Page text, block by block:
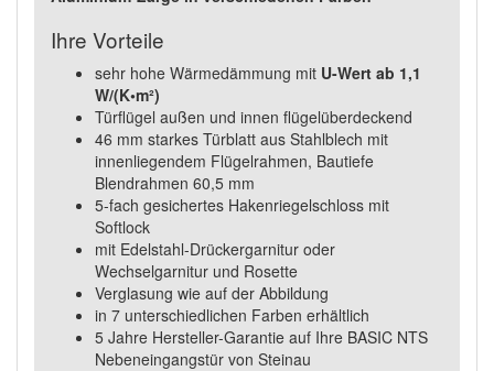
Ihre Vorteile
sehr hohe Wärmedämmung mit U-Wert ab 1,1
W/(K•m²)
Türflügel außen und innen flügelüberdeckend
46 mm starkes Türblatt aus Stahlblech mit
innenliegendem Flügelrahmen, Bautiefe
Blendrahmen 60,5 mm
5-fach gesichertes Hakenriegelschloss mit
Softlock
mit Edelstahl-Drückergarnitur oder
Wechselgarnitur und Rosette
Verglasung wie auf der Abbildung
in 7 unterschiedlichen Farben erhältlich
5 Jahre Hersteller-Garantie auf Ihre BASIC NTS
Nebeneingangstür von Steinau